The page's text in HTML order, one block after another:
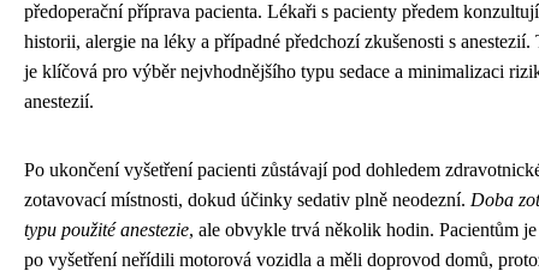
předoperační příprava pacienta. Lékaři s pacienty předem
historii, alergie na léky a případné předchozí zkušenosti s anestezií.
je klíčová pro výběr nejvhodnějšího typu sedace a minimalizaci
anestezií.
Po ukončení vyšetření pacienti zůstávají pod dohledem
zotavovací místnosti, dokud účinky sedativ plně neodezní. Doba
typu použité anestezie, ale obvykle trvá několik hodin. Pacientům
po vyšetření neřídili motorová vozidla a měli doprovod domů,